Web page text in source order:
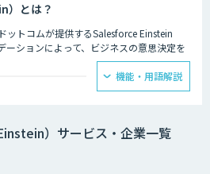
）とは？
ットコムが提供するSalesforce Einstein
ーションによって、ビジネスの意思決定を
クフローによって従業員の生産性を向上し
。
すべての機能はCRMや業務アプリに組み
。
機能・用語解説
）サービス・企業一覧